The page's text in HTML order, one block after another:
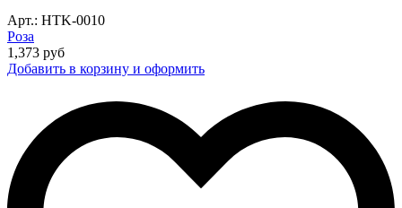
Арт.: HTK-0010
Роза
1,373 руб
Добавить в корзину и оформить